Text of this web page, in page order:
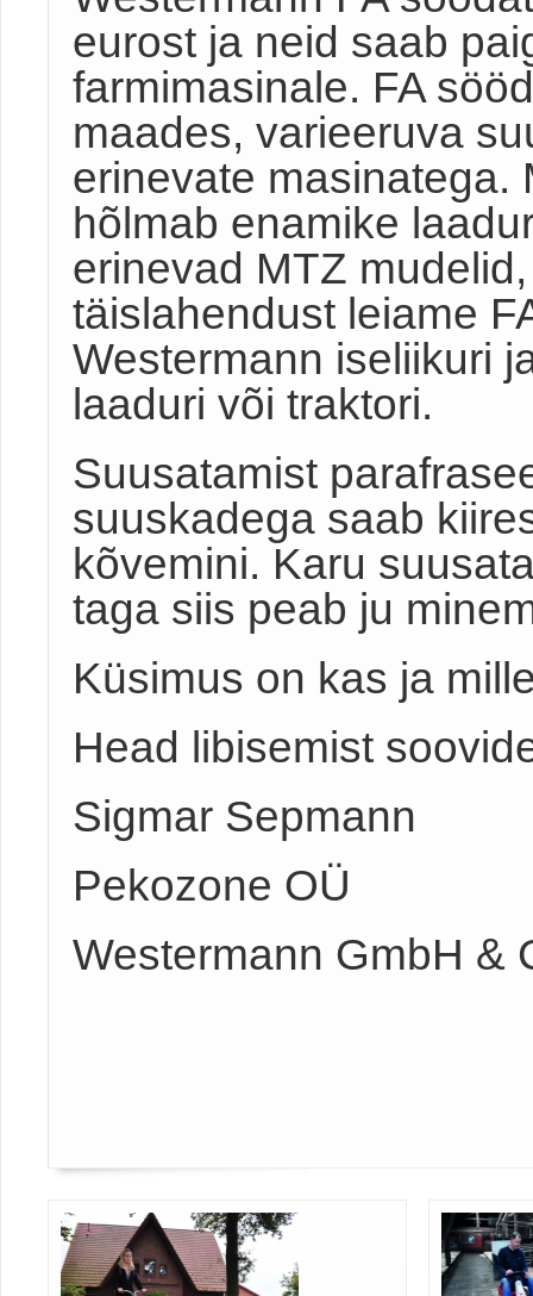
eurost ja neid saab
farmimasinale. FA
maades, varieeruva
erinevate masinatega.
hõlmab enamike
erinevad MTZ
täislahendust leiame
Westermann iseliikuri
laaduri või traktori.
Suusatamist
suuskadega saab
kõvemini. Karu
taga siis peab ju
Küsimus on kas ja
Head libisemist
Sigmar Sepmann
Pekozone OÜ
Westermann GmbH &